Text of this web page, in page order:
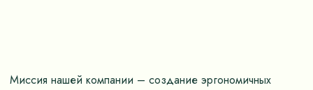
Миссия нашей компании – создание эргономичных